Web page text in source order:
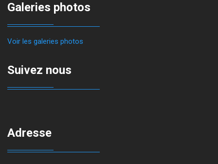
Galeries photos
Voir les galeries photos
Suivez nous
Adresse